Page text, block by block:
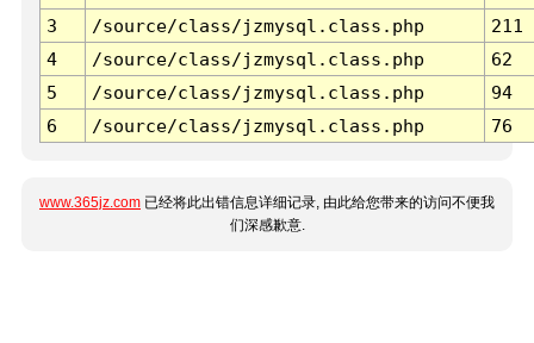
3 /source/class/jzmysql.class.php
211
4
/source/class/jzmysql.class.php
62
5
/source/class/jzmysql.class.php
94
6
/source/class/jzmysql.class.php 76
www.365jz.com 已经将此出错信息详细记录, 由此给您带来的访问不便我
们深感歉意.